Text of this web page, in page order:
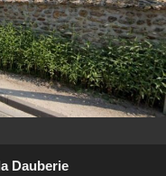
Dauberie